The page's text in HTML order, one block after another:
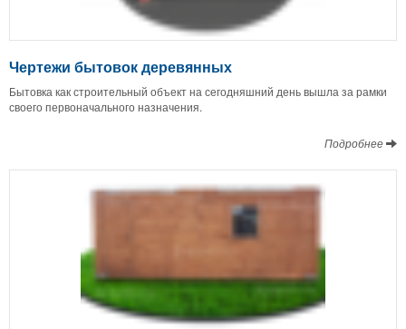
Чертежи бытовок деревянных
Бытовка как строительный объект на сегодняшний день вышла за рамки
своего первоначального назначения.
Подробнее